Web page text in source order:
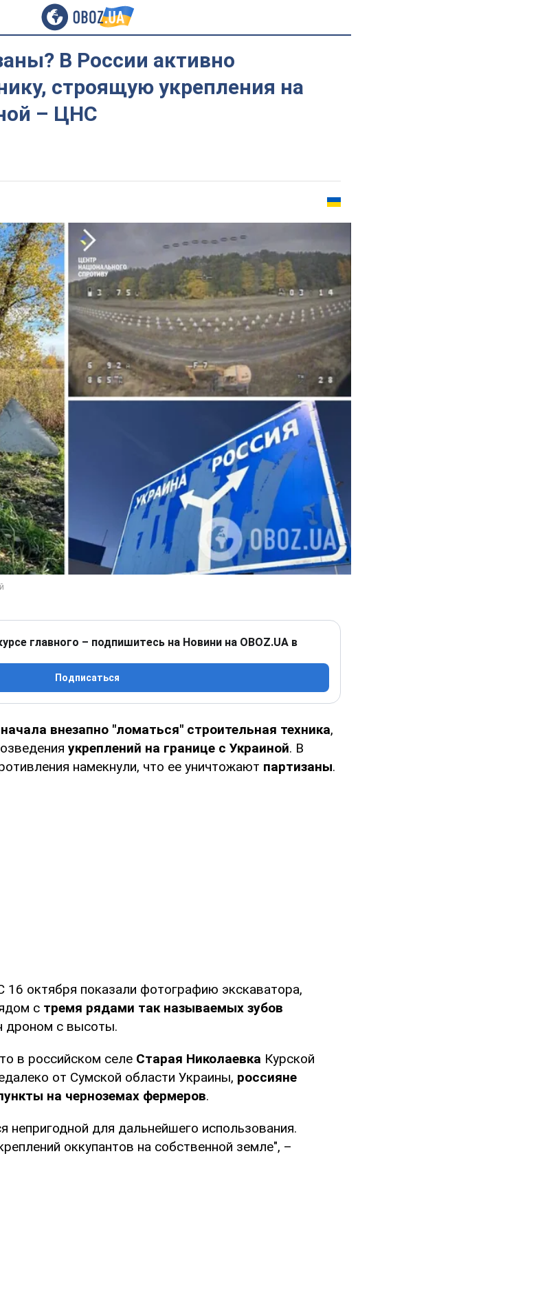
В России активно
строящую укрепления на
– ЦНС
главного – подпишитесь на Новини на OBOZ.UA в
Подписаться
начала внезапно "ломаться" строительная техника,
укреплений на границе с Украиной. В
намекнули, что ее уничтожают партизаны.
16 октября показали фотографию экскаватора,
с тремя рядами так называемых зубов
дроном с высоты.
в российском селе Старая Николаевка Курской
от Сумской области Украины, россияне
на черноземах фермеров.
непригодной для дальнейшего использования.
оккупантов на собственной земле", –